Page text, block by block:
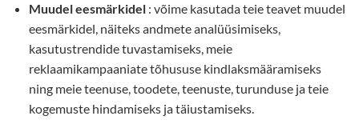
Muudel eesmärkidel: võime kasutada teie teavet muudel
eesmärkidel, näiteks andmete analüüsimiseks,
kasutustrendide tuvastamiseks, meie
reklaamikampaaniate tõhususe kindlaksmääramiseks
ning meie teenuse, toodete, teenuste, turunduse ja teie
kogemuste hindamiseks ja täiustamiseks.